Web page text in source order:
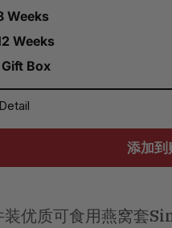
Weeks
Weeks
Box
添加到
装优质可食用燕窝套